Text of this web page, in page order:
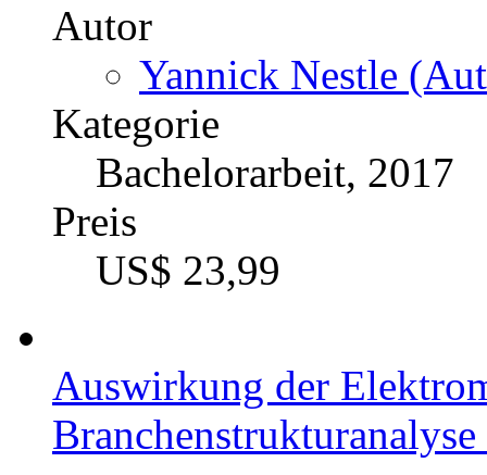
Autor
Yannick Nestle
Kategorie
Bachelorarbeit, 2017
Preis
US$ 23,99
Auswirkung der